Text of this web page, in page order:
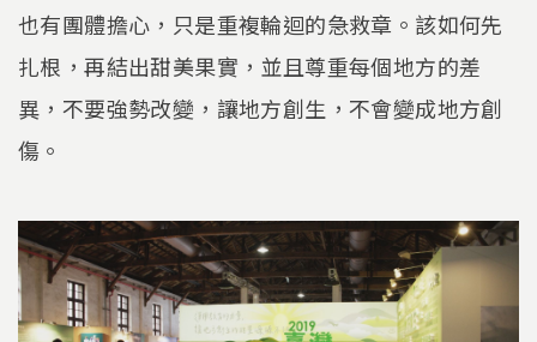
也有團體擔心，只是重複輪迴的急救章。該如何先
扎根，再結出甜美果實，並且尊重每個地方的差
異，不要強勢改變，讓地方創生，不會變成地方創
傷。